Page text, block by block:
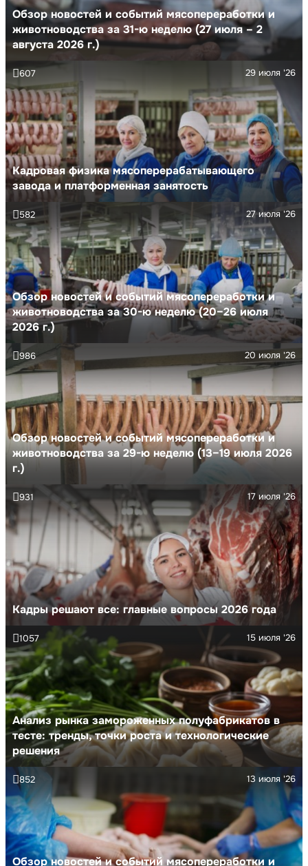
Обзор новостей и событий мясопереработки и
животноводства за 31-ю неделю (27 июля – 2
августа 2026 г.)
Кадровая физика мясоперерабатывающего
завода и платформенная занятость
29 июля '26
607
Обзор новостей и событий мясопереработки и
животноводства за 30-ю неделю (20–26 июля
2026 г.)
27 июля '26
582
Обзор новостей и событий мясопереработки и
животноводства за 29-ю неделю (13–19 июля 2026
г.)
20 июля '26
986
Кадры решают все: главные вопросы 2026 года
17 июля '26
931
Анализ рынка замороженных полуфабрикатов в
тесте: тренды, точки роста и технологические
решения
15 июля '26
1057
Обзор новостей и событий мясопереработки и
13 июля '26
852